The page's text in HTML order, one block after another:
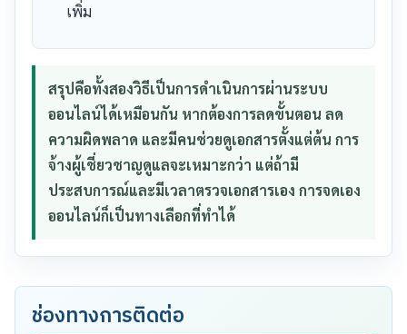
เพิ่ม
สรุปคือทั้งสองวิธีเป็นการดำเนินการผ่านระบบ
ออนไลน์ได้เหมือนกัน หากต้องการลดขั้นตอน ลด
ความผิดพลาด และมีคนช่วยดูเอกสารตั้งแต่ต้น การ
จ้างผู้เชี่ยวชาญดูแลจะเหมาะกว่า แต่ถ้ามี
ประสบการณ์และมีเวลาตรวจเอกสารเอง การจดเอง
ออนไลน์ก็เป็นทางเลือกที่ทำได้
ช่องทางการติดต่อ